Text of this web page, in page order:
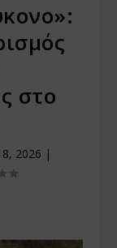
στο
2026 |